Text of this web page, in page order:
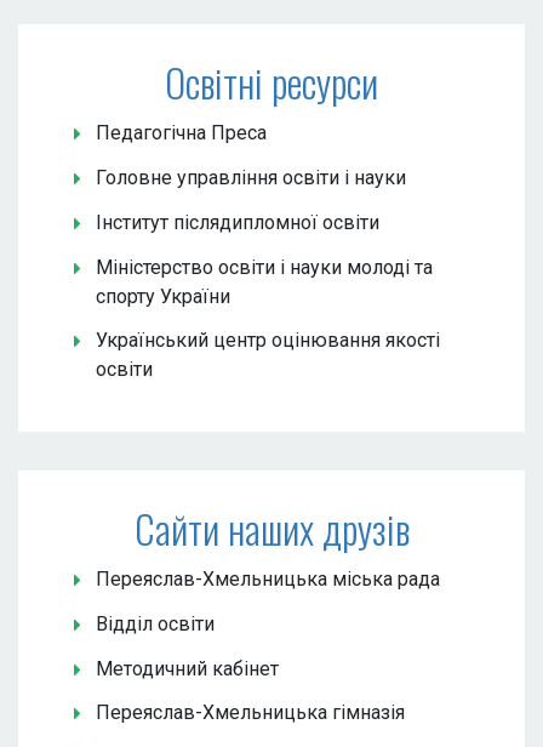
Освітні ресурси
Педагогічна Преса
Головне управління освіти і науки
Інститут післядипломної освіти
Міністерство освіти і науки молоді та
спорту України
Український центр оцінювання якості
освіти
Сайти наших друзів
Переяслав-Хмельницька міська рада
Відділ освіти
Методичний кабінет
Переяслав-Хмельницька гімназія